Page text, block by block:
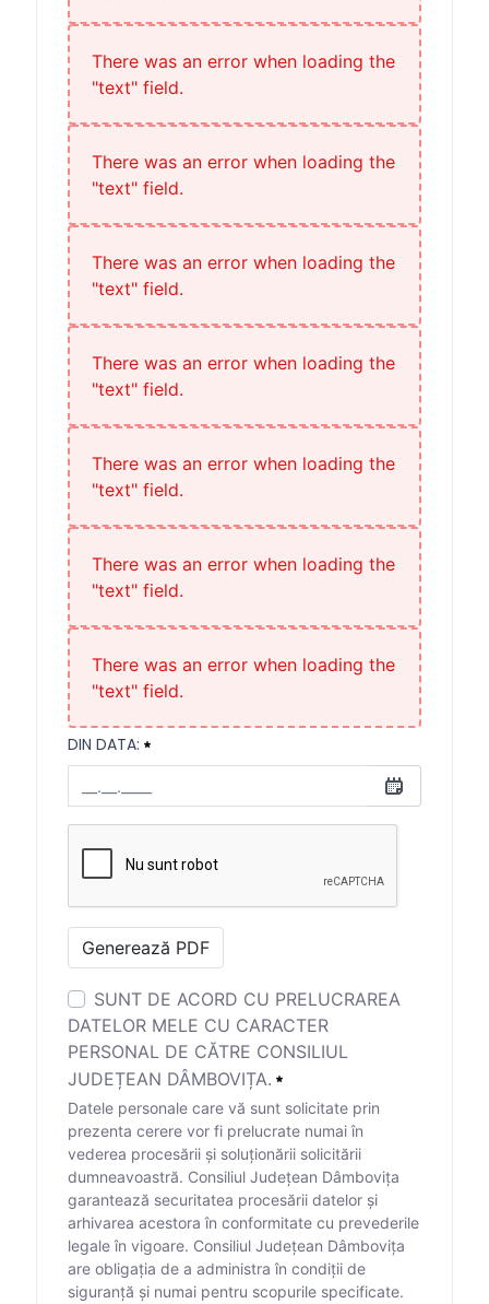
There was an error when loading the
"text" field.
There was an error when loading the
"text" field.
There was an error when loading the
"text" field.
There was an error when loading the
"text" field.
There was an error when loading the
"text" field.
There was an error when loading the
"text" field.
There was an error when loading the
"text" field.
DIN DATA:
din data:
Necesitat
Generează PDF
SUNT DE ACORD CU PRELUCRAREA
DATELOR MELE CU CARACTER
PERSONAL DE CĂTRE CONSILIUL
JUDEȚEAN DÂMBOVIȚA.
Datele personale care vă sunt solicitate prin
prezenta cerere vor fi prelucrate numai în
vederea procesării și soluționării solicitării
dumneavoastră. Consiliul Județean Dâmbovița
garantează securitatea procesării datelor și
arhivarea acestora în conformitate cu prevederile
legale în vigoare. Consiliul Județean Dâmbovița
are obligația de a administra în condiții de
siguranță și numai pentru scopurile specificate.